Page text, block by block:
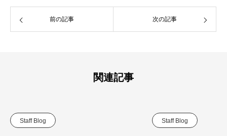
前の記事 次の記事
関連記事
Staff Blog Staff Blog